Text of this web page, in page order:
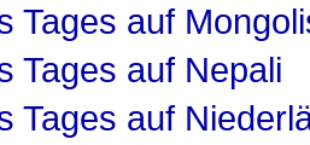
Tages auf
Tages auf Nepali
Tages auf